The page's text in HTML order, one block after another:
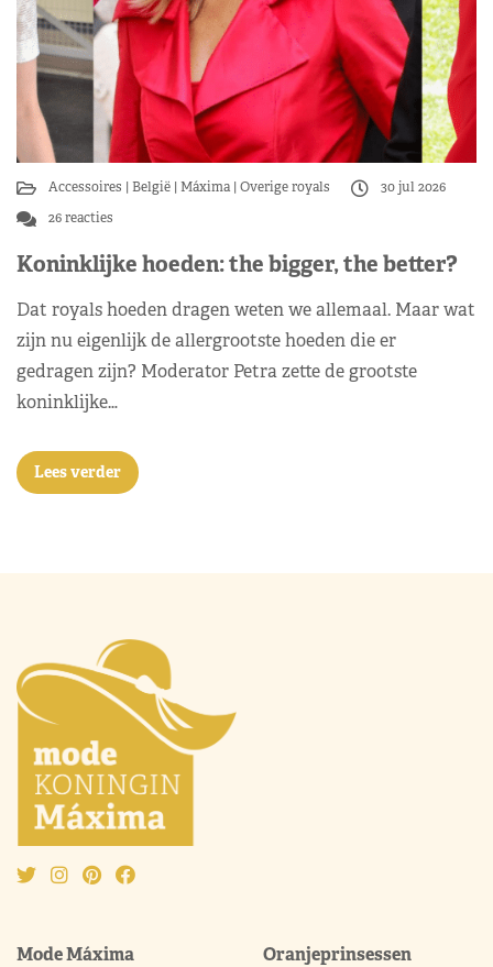
Accessoires België Máxima Overige royals
30 jul 2026
26 reacties
Koninklijke hoeden: the bigger, the better?
Dat royals hoeden dragen weten we allemaal. Maar wat
zijn nu eigenlijk de allergrootste hoeden die er
gedragen zijn? Moderator Petra zette de grootste
koninklijke…
Lees verder
Mode Máxima Oranjeprinsessen